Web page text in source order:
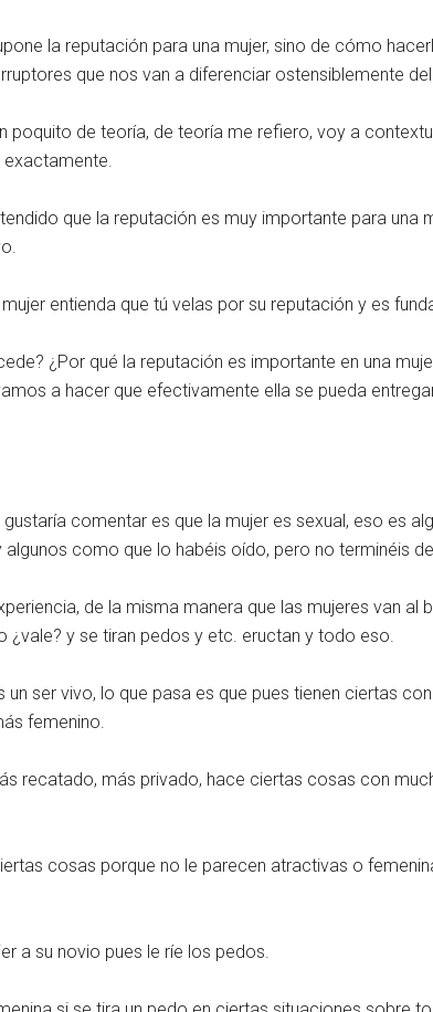
la reputación para una mujer, sino de cómo
que nos van a diferenciar ostensiblemente
poquito de teoría, de teoría me refiero, voy a
que la reputación es muy importante para una
entienda que tú velas por su reputación y es
¿Por qué la reputación es importante en una
a hacer que efectivamente ella se pueda
comentar es que la mujer es sexual, eso es
como que lo habéis oído, pero no terminéis
de la misma manera que las mujeres van al
¿vale? y se tiran pedos y etc. eructan y todo eso.
un ser vivo, lo que pasa es que pues tienen ciertas
femenino.
recatado, más privado, hace ciertas cosas con
cosas porque no le parecen atractivas o
a su novio pues le ríe los pedos.